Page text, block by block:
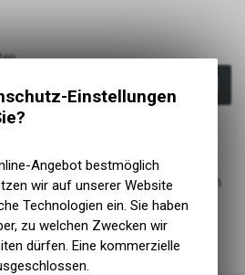
Queens unter uns. Giorgia hat ein
gleichzeitig viel Wärme sowie
und ist wasserdicht.
Einstellungen
Angebot bestmöglich
wir auf unserer Website
Technologien ein. Sie haben
zu welchen Zwecken wir
dürfen. Eine kommerzielle